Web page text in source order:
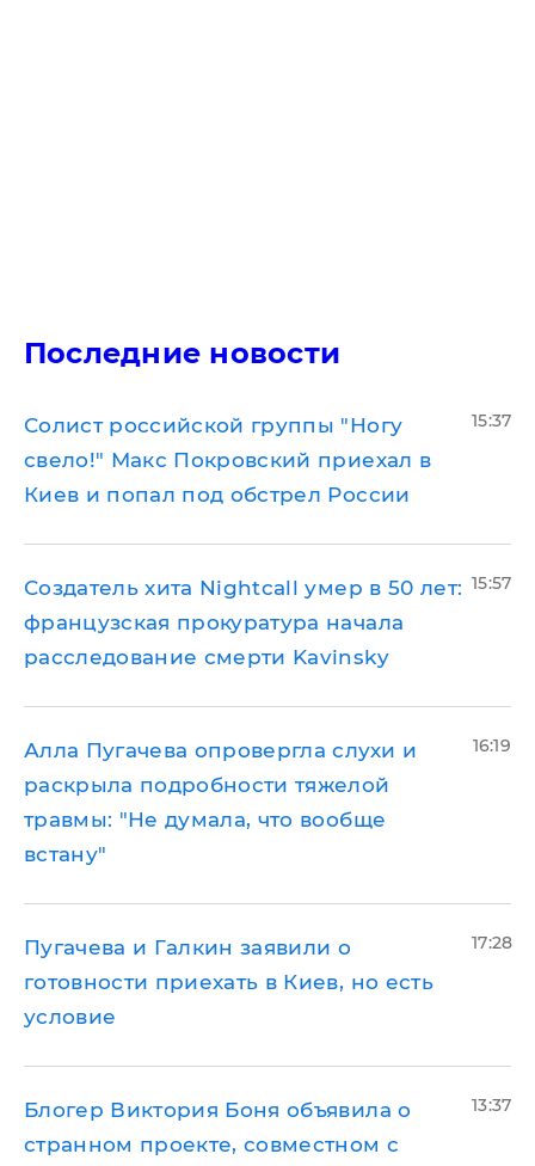
Последние новости
Солист российской группы "Ногу
свело!" Макс Покровский приехал в
Киев и попал под обстрел России
15:37
Создатель хита Nightcall умер в 50 лет:
французская прокуратура начала
расследование смерти Kavinsky
15:57
Алла Пугачева опровергла слухи и
раскрыла подробности тяжелой
травмы: "Не думала, что вообще
встану"
16:19
Пугачева и Галкин заявили о
готовности приехать в Киев, но есть
условие
17:28
Блогер Виктория Боня объявила о
странном проекте, совместном с
13:37